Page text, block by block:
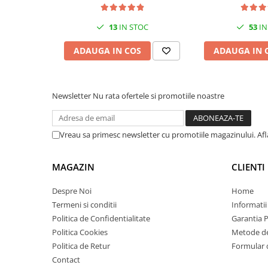
Access Point-uri
Cabluri retea
Placi de retea
Conectori & mufe retea
Rack-uri & accesorii rack
Patch panel-uri
Injectoare PoE
Dimensiuni reduse.
Conexiunea ta fiabilă
Începi rapid lucrul cu configurarea simplă care te
aplicaţia HP Smart.
13IN STOC
ADAUGA IN COS
53IN
ADAUGA IN
Newsletter Nu rata ofertele si promotiile noastre
Vreau sa primesc newsletter cu promotiile magazinului.
MAGAZIN
Despre Noi
Termeni si conditii
Politica de Confidentialitate
Politica Cookies
Politica de Retur
Contact
CLIENTI
Home
Garantia
Metode
Formular